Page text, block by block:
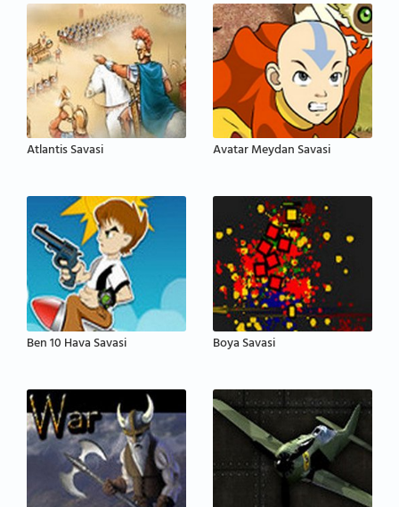
Atlantis Savasi Avatar Meydan Savasi
Ben 10 Hava Savasi Boya Savasi